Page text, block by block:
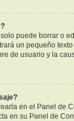
puede borrar o
un pequeño
de usuario y la
en el Panel de
en su Panel de